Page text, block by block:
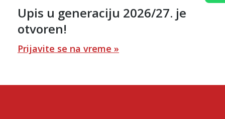
Upis u generaciju 2026/27. je
otvoren!
Prijavite se na vreme »